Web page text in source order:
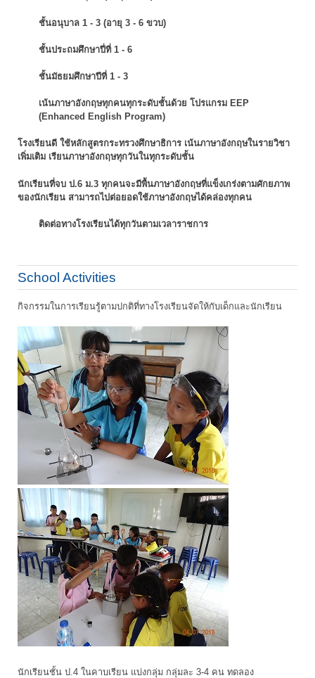
ชั้นอนุบาล 1 - 3 (อายุ 3 - 6 ขวบ)
ชั้นประถมศึกษาปี่ที่ 1 - 6
ชั้นมัธยมศึกษาปีที่ 1 - 3
เน้นภาษาอังกฤษทุกคนทุกระดับชั้นด้วย โปรแกรม EEP
(Enhanced English Program)
โรงเรียนดี ใช้หลักสูตรกระทรวงศึกษาธิการ เน้นภาษาอังกฤษในรายวิชา
เพิ่มเติม เรียนภาษาอังกฤษทุกวันในทุกระดับชั้น
นักเรียนที่จบ ป.6 ม.3 ทุกคนจะมีพื้นภาษาอังกฤษที่แข็งเกร่งตามศักยภาพ
ของนักเรียน สามารถไปต่อยอดใช้ภาษาอังกฤษได้คล่องทุกคน
ติดต่อทางโรงเรียนได้ทุกวันตามเวลาราชการ
School Activities
กิจกรรมในการเรียนรู้ตามปกติที่ทางโรงเรียนจัดให้กับเด็กและนักเรียน
นักเรียนชั้น ป.4 ในคาบเรียน แบ่งกลุ่ม กลุ่มละ 3-4 คน ทดลอง